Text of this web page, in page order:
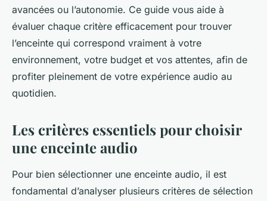
avancées ou l’autonomie. Ce guide vous aide à
évaluer chaque critère efficacement pour trouver
l’enceinte qui correspond vraiment à votre
environnement, votre budget et vos attentes, afin de
profiter pleinement de votre expérience audio au
quotidien.
Les critères essentiels pour choisir
une enceinte audio
Pour bien sélectionner une enceinte audio, il est
fondamental d’analyser plusieurs critères de sélection